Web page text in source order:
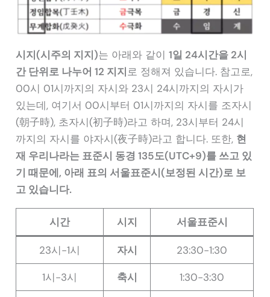
시지(시주의 지지)는 아래와 같이1일 24시간을 2시
간 단위로 나누어 12 지지로 정해져 있습니다. 참고로,
00시 01시까지의 자시와 23시 24시까지의 자시가
있는데, 여기서 00시부터 01시까지의 자시를 조자시
(朝子時), 초자시(初子時)라고 하며, 23시부터 24시
까지의 자시를 야자시(夜子時)라고 합니다. 또한, 현
재 우리나라는 표준시 동경 135도(UTC+9)를 쓰고 있
기 때문에, 아래 표의 서울표준시(보정된 시간)로 보
고 있습니다.
시간 시지 서울표준시
23시-1시 자시 23:30-1:30
1시-3시 축시 1:30-3:30